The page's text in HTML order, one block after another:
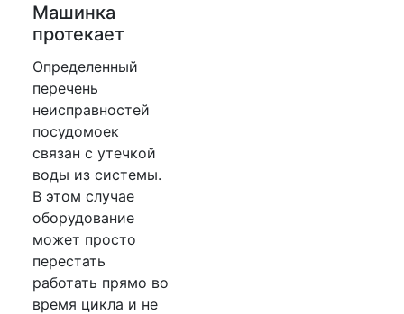
Машинка
протекает
Определенный
перечень
неисправностей
посудомоек
связан с утечкой
воды из системы.
В этом случае
оборудование
может просто
перестать
работать прямо во
время цикла и не